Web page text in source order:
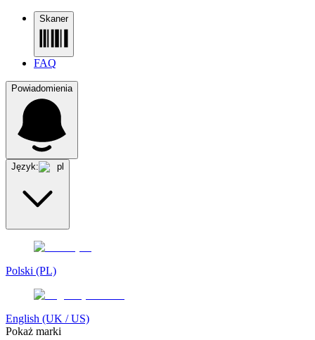
Skaner
FAQ
Powiadomienia
Język: pl
Polski (PL)
English (UK / US)
Pokaż marki